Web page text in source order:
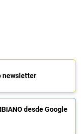
newsletter
desde Google